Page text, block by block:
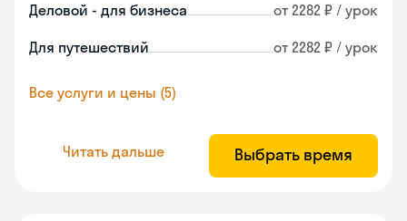
Деловой - для бизнеса от 2282 ₽ / урок
Для путешествий от 2282 ₽ / урок
Все услуги и цены (5)
Читать дальше Выбрать время